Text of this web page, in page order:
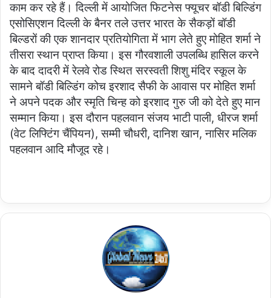
काम कर रहे हैं। दिल्ली में आयोजित फिटनेस फ्यूचर बॉडी बिल्डिंग
एसोसिएशन दिल्ली के बैनर तले उत्तर भारत के सैकड़ों बॉडी
बिल्डरों की एक शानदार प्रतियोगिता में भाग लेते हुए मोहित शर्मा ने
तीसरा स्थान प्राप्त किया। इस गौरवशाली उपलब्धि हासिल करने
के बाद दादरी में रेलवे रोड स्थित सरस्वती शिशु मंदिर स्कूल के
सामने बॉडी बिल्डिंग कोच इरशाद सैफी के आवास पर मोहित शर्मा
ने अपने पदक और स्मृति चिन्ह को इरशाद गुरु जी को देते हुए मान
सम्मान किया। इस दौरान पहलवान संजय भाटी पाली, धीरज शर्मा
(वेट लिफ्टिंग चैंपियन), सम्मी चौधरी, दानिश खान, नासिर मलिक
पहलवान आदि मौजूद रहे।